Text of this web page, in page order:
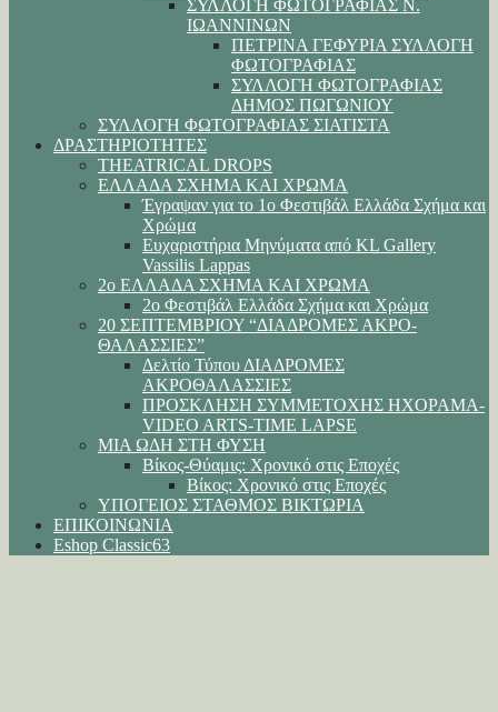
ΣΥΛΛΟΓΗ ΦΩΤΟΓΡΑΦΙΑΣ Ν.
ΙΩΑΝΝΙΝΩΝ
ΠΕΤΡΙΝΑ ΓΕΦΥΡΙΑ ΣΥΛΛΟΓΗ
ΦΩΤΟΓΡΑΦΙΑΣ
ΣΥΛΛΟΓΗ ΦΩΤΟΓΡΑΦΙΑΣ
ΔΗΜΟΣ ΠΩΓΩΝΙΟΥ
ΣΥΛΛΟΓΗ ΦΩΤΟΓΡΑΦΙΑΣ ΣΙΑΤΙΣΤΑ
ΔΡΑΣΤΗΡΙΟΤΗΤΕΣ
THEATRICAL DROPS
ΕΛΛΑΔΑ ΣΧΗΜΑ ΚΑΙ ΧΡΩΜΑ
Έγραψαν για το 1ο Φεστιβάλ Ελλάδα Σχήμα και
Χρώμα
Ευχαριστήρια Μηνύματα από KL Gallery
Vassilis Lappas
2ο ΕΛΛΑΔΑ ΣΧΗΜΑ ΚΑΙ ΧΡΩΜΑ
2ο Φεστιβάλ Ελλάδα Σχήμα και Χρώμα
20 ΣΕΠΤΕΜΒΡΙΟΥ “ΔΙΑΔΡΟΜΕΣ ΑΚΡΟ-
ΘΑΛΑΣΣΙΕΣ”
Δελτίο Τύπου ΔΙΑΔΡΟΜΕΣ
ΑΚΡΟΘΑΛΑΣΣΙΕΣ
ΠΡΟΣΚΛΗΣΗ ΣΥΜΜΕΤΟΧΗΣ ΗΧΟΡΑΜΑ-
VIDEO ARTS-TIME LAPSE
ΜΙΑ ΩΔΗ ΣΤΗ ΦΥΣΗ
Βίκος-Θύαμις: Χρονικό στις Εποχές
Βίκος: Χρονικό στις Εποχές
ΥΠΟΓΕΙΟΣ ΣΤΑΘΜΟΣ ΒΙΚΤΩΡΙΑ
ΕΠΙΚΟΙΝΩΝΙΑ
Eshop Classic63